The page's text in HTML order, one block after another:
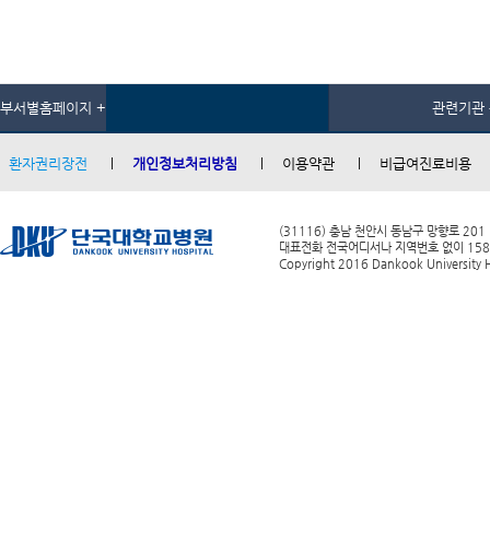
부서별홈페이지 + 관련기관
환자권리장전 개인정보처리방침 이용약관 비급여진료비용
(31116) 충남 천안시 동남구 망향로 201
대표전화 전국어디서나 지역번호 없이
Copyright 2016 Dankook University